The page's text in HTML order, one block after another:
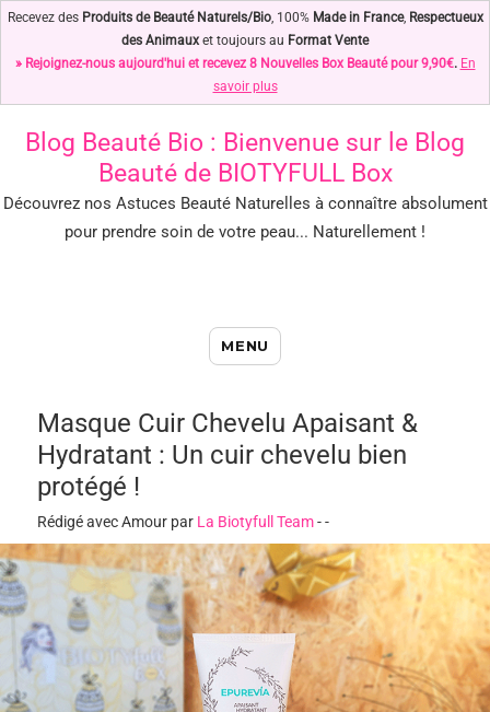
Recevez des Produits de Beauté Naturels/Bio, 100% Made in France, Respectueux
des Animauxet toujours au Format Vente
» Rejoignez-nous aujourd'hui et recevez 8 Nouvelles Box Beauté pour 9,90€. En
savoir plus
Blog Beauté Bio : Bienvenue sur le Blog
Beauté de BIOTYFULL Box
Découvrez nos Astuces Beauté Naturelles à connaître absolument
pour prendre soin de votre peau... Naturellement !
Blog Beauté Bio : Notre Top des
Astuces Beauté Naturelles !
MENU
Masque Cuir Chevelu Apaisant &
Hydratant : Un cuir chevelu bien
protégé !
Rédigé avec Amour par La Biotyfull Team--